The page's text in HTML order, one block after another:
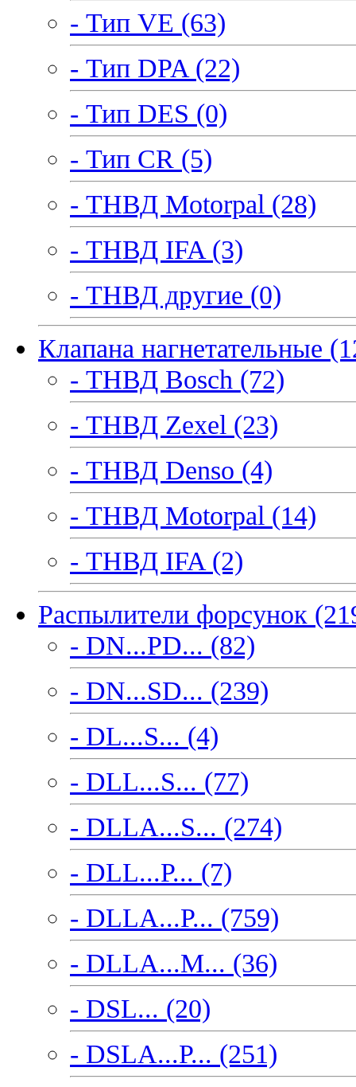
- Тип VE (63)
- Тип DPA (22)
- Тип DES (0)
- Тип CR (5)
- ТНВД Motorpal (28)
- ТНВД IFA (3)
- ТНВД другие (0)
Клапана нагнетательные
- ТНВД Bosch (72)
- ТНВД Zexel (23)
- ТНВД Denso (4)
- ТНВД Motorpal (14)
- ТНВД IFA (2)
Распылители форсунок
- DN...PD... (82)
- DN...SD... (239)
- DL...S... (4)
- DLL...S... (77)
- DLLA...S... (274)
- DLL...P... (7)
- DLLA...P... (759)
- DLLA...M... (36)
- DSL... (20)
- DSLA...P... (251)